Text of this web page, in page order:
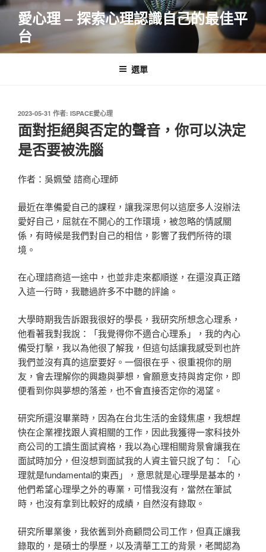
跳
要
愛心理 – 探索心理認識自己的最佳平
台
選單
發
佈
於
2023-05-31 作者: ISPACE愛心理
面對拒絕與否定的聲音，你可以決定
是否要被洗腦
作者：吳姵瑩 諮商心理師
最近在準備愛自己的課程，讓我深思何以這麼多人沒辦法
愛好自己，屈就在不開心的工作環境，被忽略的情感關
係，有時候是我們對自己的相信，影響了我們所待的環
境。
在心理諮商這一途中，也並非走來都順遂，在還沒真正踏
入這一行時，我聽過許多不中聽的評論。
大學時期我告訴跟我很好的學長，我研究所想念心理系，
他看著我對我說：「我覺得你不適合心理系」，我的內心
備受打擊，我以為他很了解我，但這句話讓我感受到也許
我們並沒有真的這麼要好。一個很在乎、很重視你的朋
友，會去理解你的興趣與夢想，會願意支持與肯定你，即
便看到你與夢想的落差，也不會直接否定你的渴望。
研究所還沒畢業時，因為在台北生活的金錢焦慮，我想趕
快在企業裡找跟人資相關的工作，因此我獲得一家科技外
商公司的工讀生面試資格，我以為心理相關背景會讓我在
面試時加分，但沒想到面試我的人資主管只說了句：「心
理就是fundamental的東西」，意思就是心理學是基本的，
他們希望心理學之外的專業，可惜我沒有，當然在筆試
時，也沒有拿到比較好的成績，自然沒有錄取。
研究所畢業後，我依舊到外商顧問公司工作，但真正讓我
錄取的，是碩士的學歷，以及清華工工的背景，老闆認為